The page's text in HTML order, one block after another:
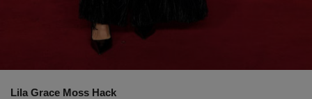
Lila Grace Moss Hack